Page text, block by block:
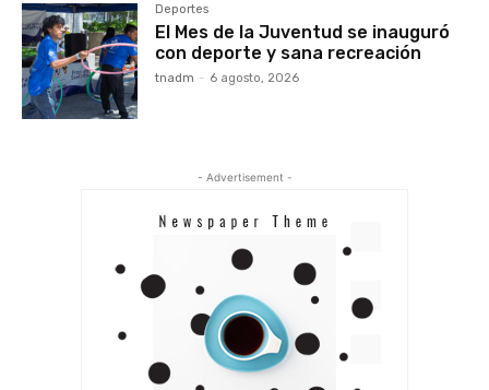
Deportes
El Mes de la Juventud se inauguró
con deporte y sana recreación
tnadm - 6 agosto, 2026
- Advertisement -